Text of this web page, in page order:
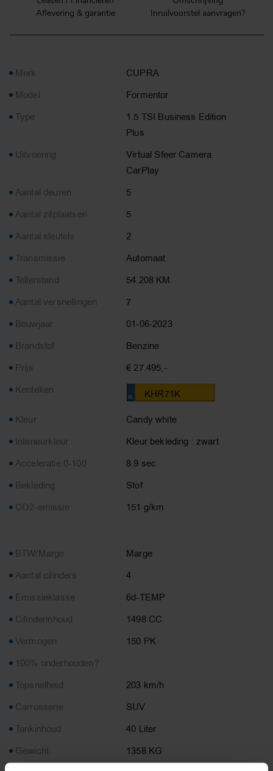
Aflevering & garantie
Inruilvoorstel aanvragen?
Merk
CUPRA
Model
Formentor
Type
1.5 TSI Business Edition
Plus
Uitvoering
Virtual Sfeer Camera
CarPlay
Aantal deuren
5
Aantal zitplaatsen
5
Aantal sleutels
2
Transmissie
Automaat
Tellerstand
54.208 KM
Aantal versnellingen
7
Bouwjaar
01-06-2023
Brandstof
Benzine
Prijs
€ 27.495,-
Kenteken
KHR71K
Kleur
Candy white
Interieurkleur
Kleur bekleding : zwart
Acceleratie 0-100
8.9 sec.
Bekleding
Stof
CO2-emissie
151 g/km
BTW/Marge
Marge
Aantal cilinders
4
Emissieklasse
6d-TEMP
Cilinderinhoud
1498 CC
Vermogen
150 PK
100% onderhouden?
Topsnelheid
203 km/h
Carrosserie
SUV
Tankinhoud
40 Liter
Gewicht
1358 KG